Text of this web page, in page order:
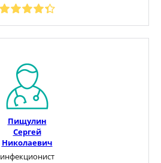
Пищулин
Сергей
Николаевич
инфекционист